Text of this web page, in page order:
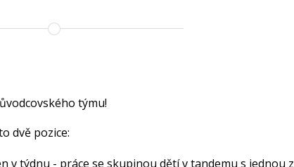
týmu!
dvě pozice:
v týdnu - práce se skupinou dětí v tandemu s jednou z